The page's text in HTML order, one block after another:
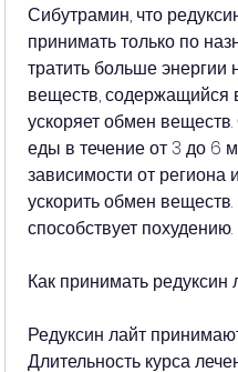
Сибутрамин, что
принимать только по
тратить больше энергии
веществ, содержащийся
ускоряет обмен
еды в течение от 3 до 6
зависимости от региона
ускорить обмен
способствует похудению.
Как принимать
Редуксин лайт
Длительность курса